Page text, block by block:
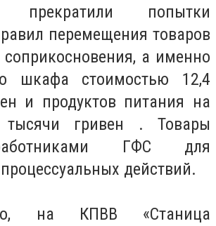
прекратили попытки
перемещения товаров
а именно
шкафа стоимостью 12,4
и продуктов питания на
гривен .Товары
ГФС для
действий.
на КПВВ «Станица